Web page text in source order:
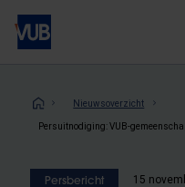
Overslaan
naar
inhoud
Nieuwsoverzicht
Persbericht 15